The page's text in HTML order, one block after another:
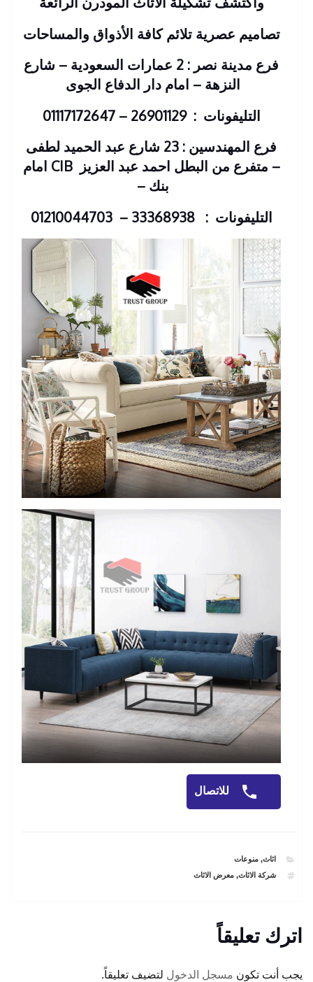
تصاميم عصرية تلائم كافة الأذواق والمساحات
فرع مدينة نصر : 2 عمارات السعودية – شارع
النزهة – امام دار الدفاع الجوى
التليفونات : 26901129 – 01117172647
فرع المهندسين : 23 شارع عبد الحميد لطفى
– متفرع من البطل احمد عبد العزيز
CIB امام
بنك –
التليفونات : 33368938 – 01210044703
للاتصال
CATEGORIES
اثاث,منوعات
TAGS
شركة الاثاث,معرض الاثاث
اترك تعليقاً
يجب أنت تكون مسجل الدخول لتضيف تعليقاً.